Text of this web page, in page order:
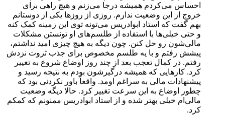
احساس می‌کردم همیشه درجا می‌زنم و هیچ راهی برای
خروج از این وضعیت ندارم. روزی از روزها یکی از دوستانم
بهم گفت که استاد ابوادریس می‌تونه توی این زمینه کمک کنه
و حتی خیلی‌ها با استفاده از طلسم‌های او تونستن مشکلات
مالی‌شون رو حل کنن. چون دیگه به هیچ چیزی امید نداشتم،
پیشش رفتم و با یه طلسم مخصوص برای جذب ثروت نزدش
رفتم. در کمال تعجب بعد از چند روز اوضاع شروع به تغییر
کرد. کارهایی که همیشه درگیرشون بودم به نتیجه رسید و
پیشنهادات مالی به سراغم اومد. واقعاً باور نکردنی بود که
چطور اوضاع به این سرعت تغییر کرد. حالا دیگه وضعیت
مالی‌ام خیلی بهتر شده و از استاد ابوادریس ممنونم که کمکم
کرد.